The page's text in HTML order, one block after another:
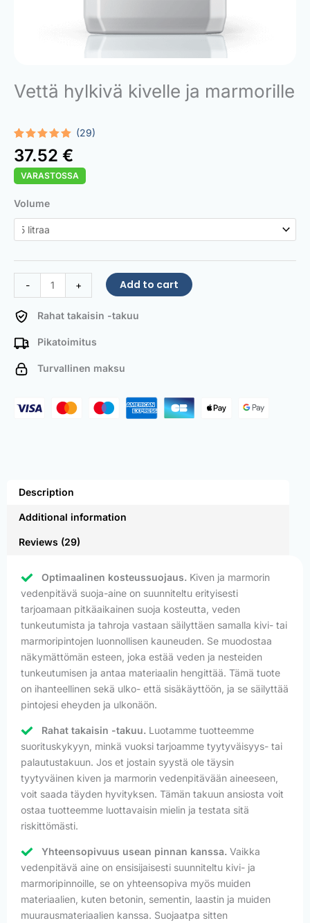
Vettä hylkivä kivelle ja marmorille
Rated 5.00
out of 5
based on
29
customer
ratings
(29)
37.52 €
VARASTOSSA
Volume
-
Stone
and
Marble
Repellent
+ Add to cart
Rahat takaisin -takuu
Pikatoimitus
Turvallinen maksu
Description
Additional information
Reviews (29)
Optimaalinen kosteussuojaus. Kiven ja marmorin
vedenpitävä suoja-aine on suunniteltu erityisesti
tarjoamaan pitkäaikainen suoja kosteutta, veden
tunkeutumista ja tahroja vastaan säilyttäen samalla kivi- tai
marmoripintojen luonnollisen kauneuden. Se muodostaa
näkymättömän esteen, joka estää veden ja nesteiden
tunkeutumisen ja antaa materiaalin hengittää. Tämä tuote
on ihanteellinen sekä ulko- että sisäkäyttöön, ja se säilyttää
pintojesi eheyden ja ulkonäön.
Rahat takaisin -takuu. Luotamme tuotteemme
suorituskykyyn, minkä vuoksi tarjoamme tyytyväisyys- tai
palautustakuun. Jos et jostain syystä ole täysin
tyytyväinen kiven ja marmorin vedenpitävään aineeseen,
voit saada täyden hyvityksen. Tämän takuun ansiosta voit
ostaa tuotteemme luottavaisin mielin ja testata sitä
riskittömästi.
Yhteensopivuus usean pinnan kanssa. Vaikka
vedenpitävä aine on ensisijaisesti suunniteltu kivi- ja
marmoripinnoille, se on yhteensopiva myös muiden
materiaalien, kuten betonin, sementin, laastin ja muiden
muurausmateriaalien kanssa. Suojaatpa sitten